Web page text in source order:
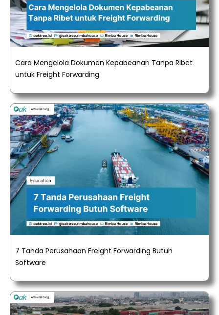
Cara Mengelola Dokumen Kepabeanan Tanpa Ribet
untuk Freight Forwarding
7 Tanda Perusahaan Freight Forwarding Butuh
Software